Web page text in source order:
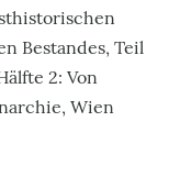
Bestandes, Teil
2: Von
Wien